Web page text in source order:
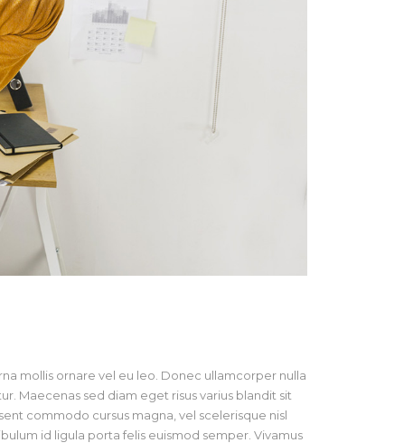
mollis ornare vel eu leo. Donec ullamcorper nulla
Maecenas sed diam eget risus varius blandit sit
commodo cursus magna, vel scelerisque nisl
id ligula porta felis euismod semper. Vivamus